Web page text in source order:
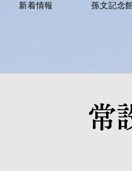
新着情報 孫文記念
常